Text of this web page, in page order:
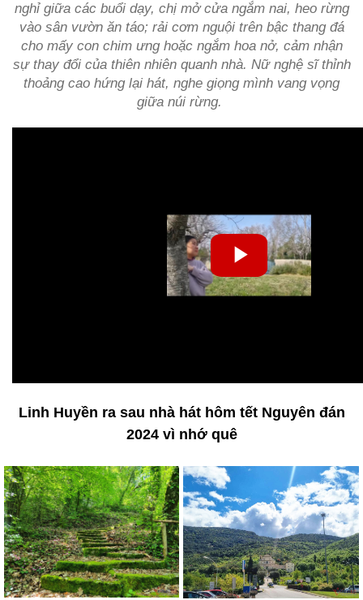
nghỉ giữa các buổi dạy, chị mở cửa ngắm nai, heo rừng
vào sân vườn ăn táo; rải cơm nguội trên bậc thang đá
cho mấy con chim ưng hoặc ngắm hoa nở, cảm nhận
sự thay đổi của thiên nhiên quanh nhà. Nữ nghệ sĩ thỉnh
thoảng cao hứng lại hát, nghe giọng mình vang vọng
giữa núi rừng.
Linh Huyền ra sau nhà hát hôm tết Nguyên đán
2024 vì nhớ quê